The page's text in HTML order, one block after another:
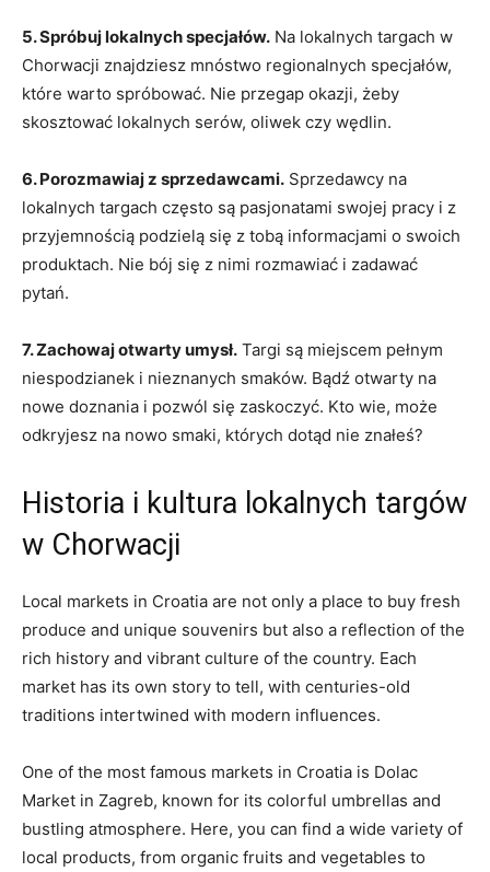
5. Spróbuj lokalnych specjałów. Na lokalnych targach ​w
Chorwacji znajdziesz mnóstwo regionalnych specjałów,
które ⁣warto spróbować. Nie przegap okazji, żeby
skosztować lokalnych serów, oliwek czy‍ wędlin.
6. ‍Porozmawiaj z sprzedawcami. Sprzedawcy ⁣na
lokalnych⁣ targach często są pasjonatami swojej pracy i z
przyjemnością podzielą ⁤się⁣ z tobą ⁢informacjami o swoich
produktach. Nie bój się z nimi rozmawiać i zadawać⁤
pytań.
7. Zachowaj otwarty umysł. Targi są miejscem pełnym
niespodzianek ​i nieznanych smaków. Bądź otwarty na
nowe doznania i pozwól się zaskoczyć.​ Kto wie, może
odkryjesz na nowo smaki, których dotąd nie znałeś?
Historia i⁤ kultura ⁤lokalnych targów
w Chorwacji
Local markets in ‍Croatia are‍ not only a place to buy ⁢fresh
produce and‍ unique ⁣souvenirs but also a reflection⁢ of the
​rich history​ and vibrant culture of the⁣ country. Each
market has its own story ‍to ‌tell,⁢ with ‍centuries-old
traditions intertwined with​ modern influences.
One⁣ of the most famous markets in Croatia is‍ Dolac
⁣Market in Zagreb, known for its colorful umbrellas‌ and‍
bustling atmosphere. Here, you ⁢can find a wide variety ‍of
local products, from organic fruits and vegetables to